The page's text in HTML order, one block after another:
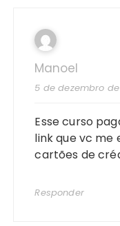
Manoel
5 de dezembro de
Esse curso
link que vc me
cartões de
Responder